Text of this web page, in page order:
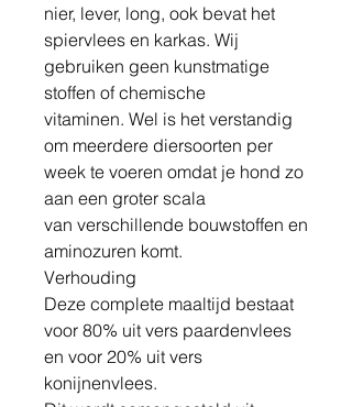
nier, lever, long, ook bevat het
spiervlees en karkas. Wij
gebruiken geen kunstmatige
stoffen of chemische
vitaminen. Wel is het verstandig
om meerdere diersoorten per
week te voeren omdat je hond zo
aan een groter scala
van verschillende bouwstoffen en
aminozuren komt.
Verhouding
Deze complete maaltijd bestaat
voor 80% uit vers paardenvlees
en voor 20% uit vers
konijnenvlees.